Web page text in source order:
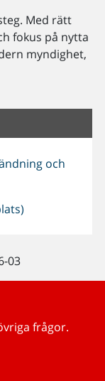
Med rätt
fokus på nytta
myndighet,
och
03
frågor.